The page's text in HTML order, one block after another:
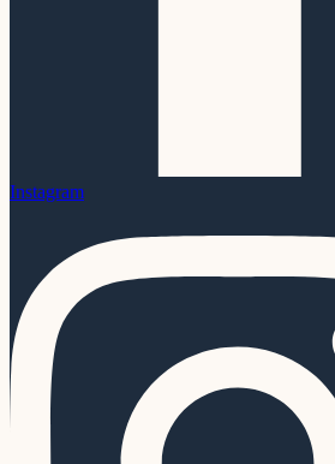
Instagram